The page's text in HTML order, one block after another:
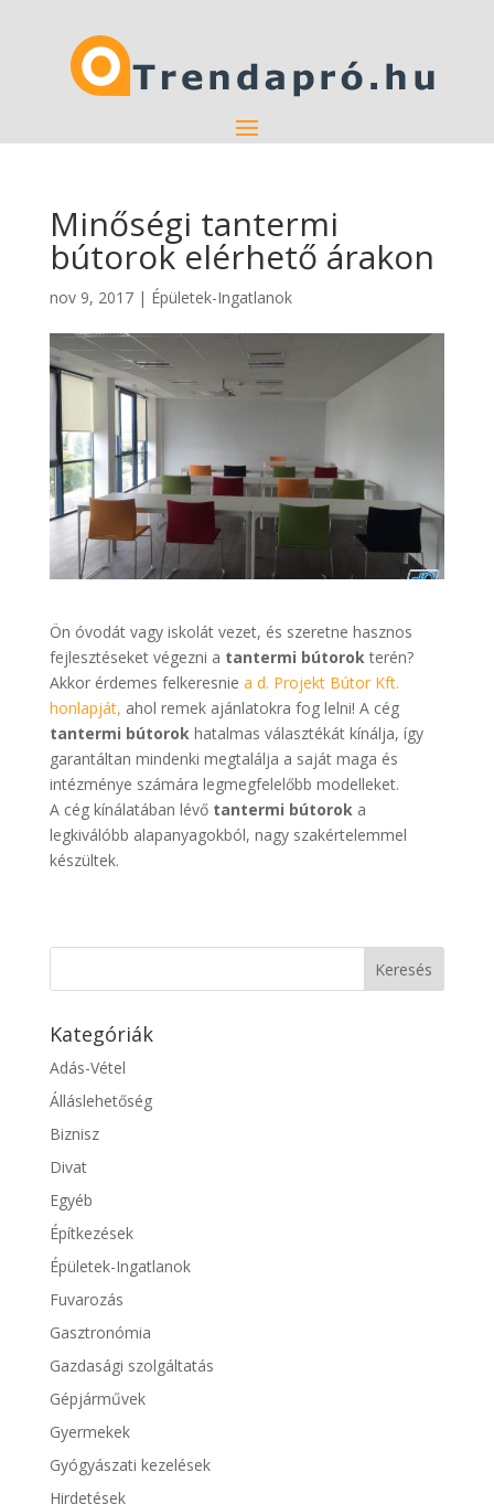
Minőségi tantermi
bútorok elérhető árakon
nov 9, 2017| Épületek-Ingatlanok
Ön óvodát vagy iskolát vezet, és szeretne hasznos
fejlesztéseket végezni a tantermi bútorokterén?
Akkor érdemes felkeresnie a d. Projekt Bútor Kft.
honlapját, ahol remek ajánlatokra fog lelni! A cég
tantermi bútorokhatalmas választékát kínálja, így
garantáltan mindenki megtalálja a saját maga és
intézménye számára legmegfelelőbb modelleket.
A cég kínálatában lévőtantermi bútoroka
legkiválóbb alapanyagokból, nagy szakértelemmel
készültek.
Kategóriák
Adás-Vétel
Álláslehetőség
Biznisz
Divat
Egyéb
Építkezések
Épületek-Ingatlanok
Fuvarozás
Gasztronómia
Gazdasági szolgáltatás
Gépjárművek
Gyermekek
Gyógyászati kezelések
Hirdetések